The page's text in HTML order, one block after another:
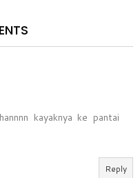
kayaknya ke pantai
Reply